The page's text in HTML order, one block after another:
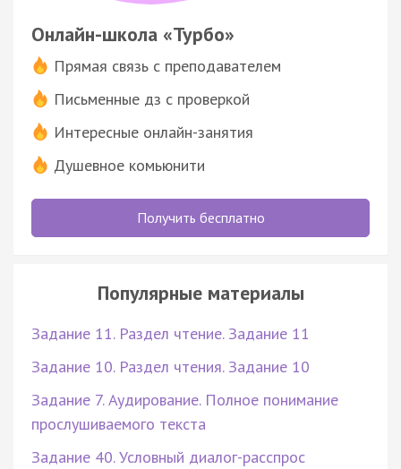
Онлайн-школа «Турбо»
Прямая связь с преподавателем
Письменные дз с проверкой
Интересные онлайн-занятия
Душевное комьюнити
Получить бесплатно
Популярные материалы
Задание 11. Раздел чтение. Задание 11
Задание 10. Раздел чтения. Задание 10
Задание 7. Аудирование. Полное понимание
прослушиваемого текста
Задание 40. Условный диалог-расспрос